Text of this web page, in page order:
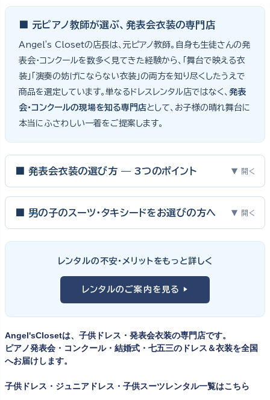
■ 元ピアノ教師が選ぶ、発表会衣装の専門店
Angel's Closetの店長は、元ピアノ教師。自身も生徒さんの発
表会・コンクールを数多く見てきた経験から、「舞台で映える衣
装」「演奏の妨げにならない衣装」の両方を知り尽くしたうえで
商品を選定しています。単なるドレスレンタル店ではなく、 発表
会・コンクールの現場を知る専門店として、お子様の晴れ舞台に
本当にふさわしい一着をご提案します。
■ 発表会衣装の選び方 — 3つのポイント ▼ 開く
ピアノ発表会・バイオリン発表会・コンクールの舞台は、お子様にと
って特別な一日。元ピアノ教師としての経験から、衣装選びで大切
① サイズは"ジャストフィット"を選ぶ
舞台上で最も美しく見えるのは、お子様の体にきちんと合ったサ
イズのドレス・スーツです。「大きめを買って長く着せたい」という
何よりお子様を輝かせます。レンタルなら、その時のジャストサイ
ズを遠慮なく選べるのが最大のメリット。胸囲・身丈の正しい測り
■ 男の子のスーツ・タキシードをお選びの方へ ▼ 開く
向け、スリーピーススーツやベストスタイルは合唱・アンサンブル向
けと、シーンで使い分けるのがおすすめです。詳しくは
ツ・タキシード一覧
レンタルの不安・メリットをもっと詳しく
レンタルのご案内を見る ▶
Angel'sClosetは、子供ドレス・発表会衣装の専門店です。
ピアノ発表会・コンクール・結婚式・七五三のドレス＆衣装を全国
へお届けします。
子供ドレス・ジュニアドレス・子供スーツレンタル一覧はこちら